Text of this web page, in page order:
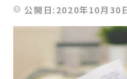
公開日:2020年10月30